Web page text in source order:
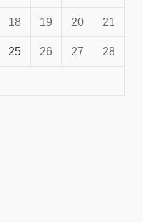
18 19 20 21
25 26 27 28